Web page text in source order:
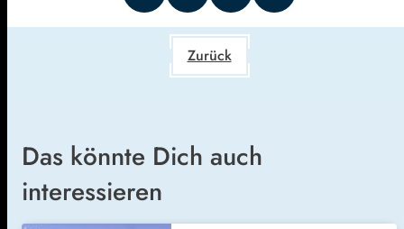
Zurück
Das könnte Dich auch
interessieren